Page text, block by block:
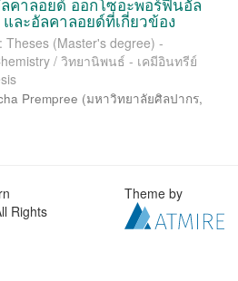
ละอัลคาลอยด์ที่เกี่ยวข้อง
Theses (Master's degree) -
/ วิทยานิพนธ์ - เคมีอินทรีย์
Prempree (มหาวิทยาลัยศิลปากร,
Rights
Theme by